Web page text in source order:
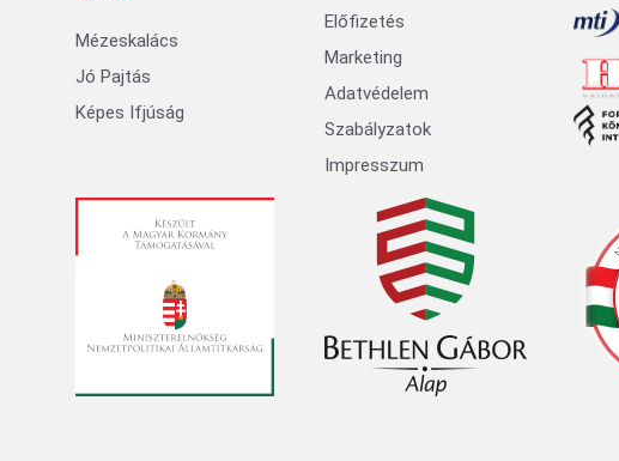
Mézeskalács
Jó Pajtás
Képes Ifjúság
Előfizetés
Marketing
Adatvédelem
Szabályzatok
Impresszum